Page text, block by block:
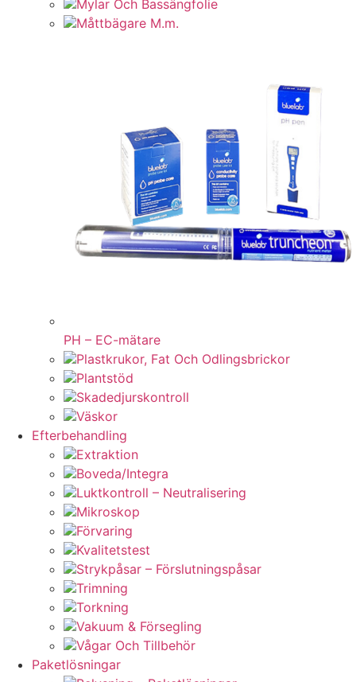
Mylar Och Bassängfolie
Måttbägare M.m.
PH – EC-mätare
Plastkrukor, Fat Och Odlingsbrickor
Plantstöd
Skadedjurskontroll
Väskor
Efterbehandling
Extraktion
Boveda/Integra
Luktkontroll – Neutralisering
Mikroskop
Förvaring
Kvalitetstest
Strykpåsar – Förslutningspåsar
Trimning
Torkning
Vakuum & Försegling
Vågar Och Tillbehör
Paketlösningar